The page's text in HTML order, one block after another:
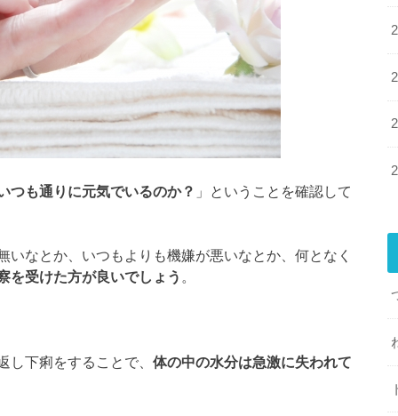
つも通りに元気でいるのか？ 」ということを確認して
なとか、いつもよりも機嫌が悪いなとか、何となく
を受けた方が良いでしょう 。
下痢をすることで、 体の中の水分は急激に失われて